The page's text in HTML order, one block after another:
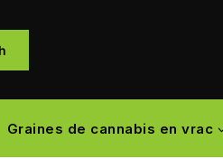
Graines de cannabis en vrac